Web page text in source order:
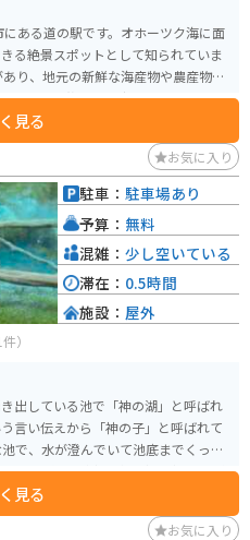
ある道の駅です。オホーツク海に面
る絶景スポットとして知られていま
ており、旅の思い出にぴったりです。
憩場所としても最適です。オホーツ
流氷の時期には、防寒対策をしっか
網走湖や能取湖など、自然豊かな場所
見る
お気に入り
）
出している池で「神の湖」と呼ばれ
言い伝えから「神の子」と呼ばれて
で、水が澄んでいて池底までくっき
が朱色の斑点を持って水を泳ぐ景色
周国立公園」に編入され、国立公園
見る
駐車： 駐車場あり
予算： 無料
混雑： 少し空いている
滞在： 0.5時間
施設： 屋外
お気に入り